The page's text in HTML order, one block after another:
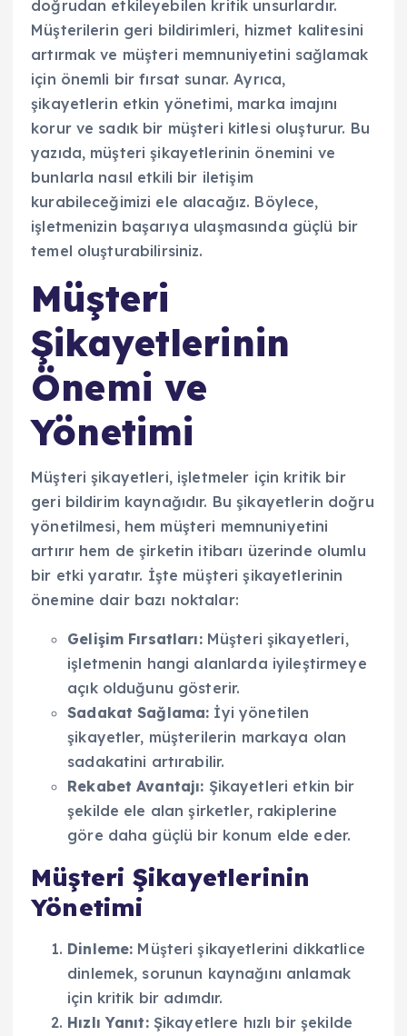
doğrudan etkileyebilen kritik unsurlardır.
Müşterilerin geri bildirimleri, hizmet kalitesini
artırmak ve müşteri memnuniyetini sağlamak
için önemli bir fırsat sunar. Ayrıca,
şikayetlerin etkin yönetimi, marka imajını
korur ve sadık bir müşteri kitlesi oluşturur. Bu
yazıda, müşteri şikayetlerinin önemini ve
bunlarla nasıl etkili bir iletişim
kurabileceğimizi ele alacağız. Böylece,
işletmenizin başarıya ulaşmasında güçlü bir
temel oluşturabilirsiniz.
Müşteri
Şikayetlerinin
Önemi ve
Yönetimi
Müşteri şikayetleri, işletmeler için kritik bir
geri bildirim kaynağıdır. Bu şikayetlerin doğru
yönetilmesi, hem müşteri memnuniyetini
artırır hem de şirketin itibarı üzerinde olumlu
bir etki yaratır. İşte müşteri şikayetlerinin
önemine dair bazı noktalar:
Gelişim Fırsatları:Müşteri şikayetleri,
işletmenin hangi alanlarda iyileştirmeye
açık olduğunu gösterir.
Sadakat Sağlama: İyi yönetilen
şikayetler, müşterilerin markaya olan
sadakatini artırabilir.
Rekabet Avantajı: Şikayetleri etkin bir
şekilde ele alan şirketler, rakiplerine
göre daha güçlü bir konum elde eder.
Müşteri Şikayetlerinin
Yönetimi
Dinleme: Müşteri şikayetlerini dikkatlice
dinlemek, sorunun kaynağını anlamak
için kritik bir adımdır.
Hızlı Yanıt:Şikayetlere hızlı bir şekilde